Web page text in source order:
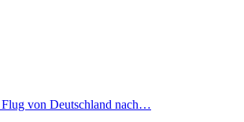
Flug von Deutschland nach…